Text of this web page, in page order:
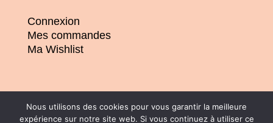
Connexion
Mes commandes
Ma Wishlist
Nous utilisons des cookies pour vous garantir la meilleure
expérience sur notre site web. Si vous continuez à utiliser ce